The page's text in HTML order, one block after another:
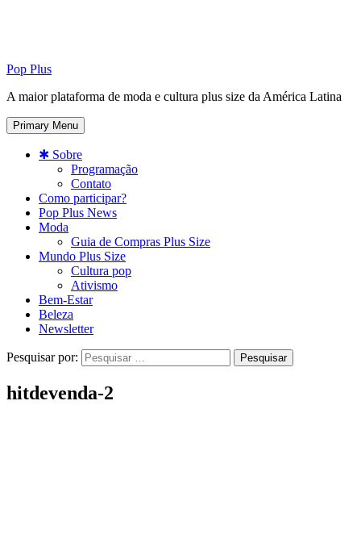
Pop Plus
A maior plataforma de moda e cultura plus size da América Latina
Primary Menu
✱ Sobre
Programação
Contato
Como participar?
Pop Plus News
Moda
Guia de Compras Plus Size
Mundo Plus Size
Cultura pop
Ativismo
Bem-Estar
Beleza
Newsletter
Pesquisar por:
hitdevenda-2